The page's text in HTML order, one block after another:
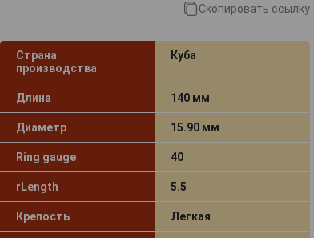
Скопировать ссылку
Страна
производства
Куба
Длина 140 мм
Диаметр 15.90 мм
Ring gauge 40
rLength 5.5
Крепость Легкая